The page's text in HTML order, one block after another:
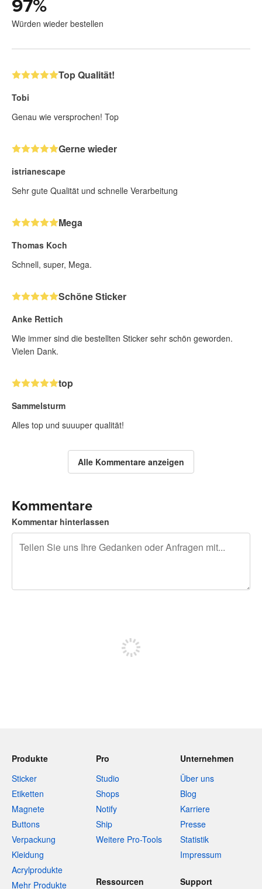
97%
Würden wieder bestellen
Top Qualität!
Tobi
Genau wie versprochen! Top
Gerne wieder
istrianescape
Sehr gute Qualität und schnelle Verarbeitung
Mega
Thomas Koch
Schnell, super, Mega.
Schöne Sticker
Anke Rettich
Wie immer sind die bestellten Sticker sehr schön geworden.
Vielen Dank.
top
Sammelsturm
Alles top und suuuper qualität!
Alle Kommentare anzeigen
Kommentare
Kommentar hinterlassen
Produkte
Sticker
Etiketten
Magnete
Buttons
Verpackung
Kleidung
Acrylprodukte
Mehr Produkte
Pro
Studio
Shops
Notify
Ship
Weitere Pro-Tools
Unternehmen
Über uns
Blog
Karriere
Presse
Statistik
Impressum
Ressourcen Support